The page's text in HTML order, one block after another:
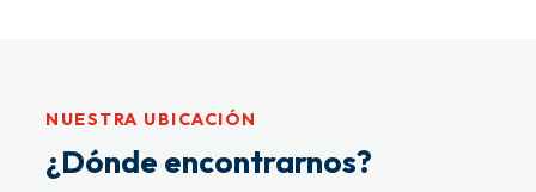
NUESTRA UBICACIÓN
¿Dónde encontrarnos?